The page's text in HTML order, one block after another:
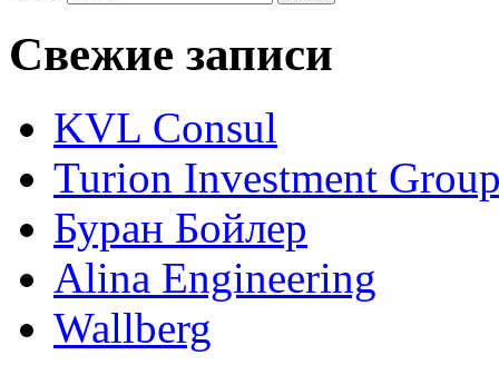
Свежие записи
KVL Consul
Turion Investment
Буран Бойлер
Alina Engineering
Wallberg